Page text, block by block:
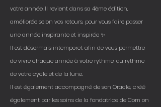
votre année. Il revient dans sa 4ème édition,
améliorée selon vos retours, pour vous faire passer
une année inspirante et inspirée ✨
Il est désormais intemporel, afin de vous permettre
de vivre chaque année à votre rythme, au rythme
de votre cycle et de la lune.
Il est également accompagné de son Oracle, créé
également par les soins de la fondatrice de Com on